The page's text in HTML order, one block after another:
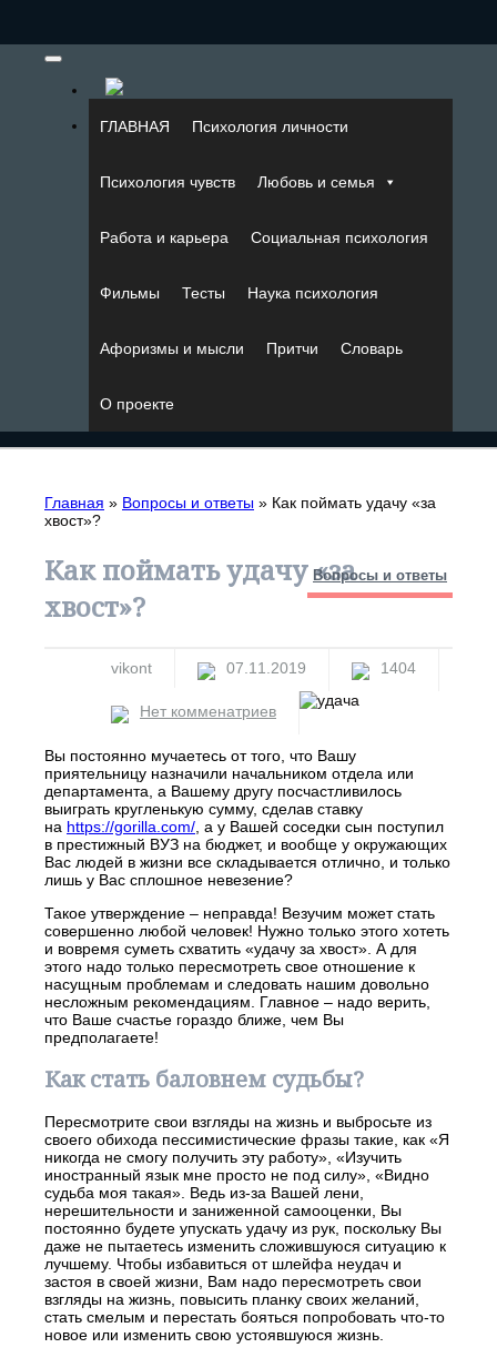
ГЛАВНАЯ Психология личности
Психология чувств Любовь и семья
Работа и карьера Социальная психология
Фильмы Тесты Наука психология
Афоризмы и мысли Притчи Словарь
О проекте
Главная » Вопросы и ответы » Как поймать удачу «за
хвост»?
Как поймать удачу «за
хвост»?
Вопросы и ответы
vikont 07.11.2019 1404
Нет комменатриев
Вы постоянно мучаетесь от того, что Вашу
приятельницу назначили начальником отдела или
департамента, а Вашему другу посчастливилось
выиграть кругленькую сумму, сделав ставку
на https://gorilla.com/ , а у Вашей соседки сын поступил
в престижный ВУЗ на бюджет, и вообще у окружающих
Вас людей в жизни все складывается отлично, и только
лишь у Вас сплошное невезение?
Такое утверждение – неправда! Везучим может стать
совершенно любой человек! Нужно только этого хотеть
и вовремя суметь схватить «удачу за хвост». А для
этого надо только пересмотреть свое отношение к
насущным проблемам и следовать нашим довольно
несложным рекомендациям. Главное – надо верить,
что Ваше счастье гораздо ближе, чем Вы
предполагаете!
Как стать баловнем судьбы?
Пересмотрите свои взгляды на жизнь и выбросьте из
своего обихода пессимистические фразы такие, как «Я
никогда не смогу получить эту работу», «Изучить
иностранный язык мне просто не под силу», «Видно
судьба моя такая». Ведь из-за Вашей лени,
нерешительности и заниженной самооценки, Вы
постоянно будете упускать удачу из рук, поскольку Вы
даже не пытаетесь изменить сложившуюся ситуацию к
лучшему. Чтобы избавиться от шлейфа неудач и
застоя в своей жизни, Вам надо пересмотреть свои
взгляды на жизнь, повысить планку своих желаний,
стать смелым и перестать бояться попробовать что-то
новое или изменить свою устоявшуюся жизнь.